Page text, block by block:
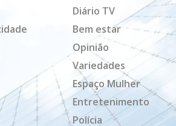
Diário TV
Bem estar
Opinião
Variedades
Espaço Mulher
Entretenimento
Polícia